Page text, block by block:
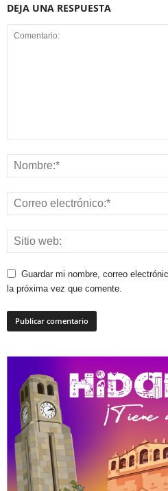
DEJA UNA RESPUESTA
Guardar mi nombre, correo
la próxima vez que comente.